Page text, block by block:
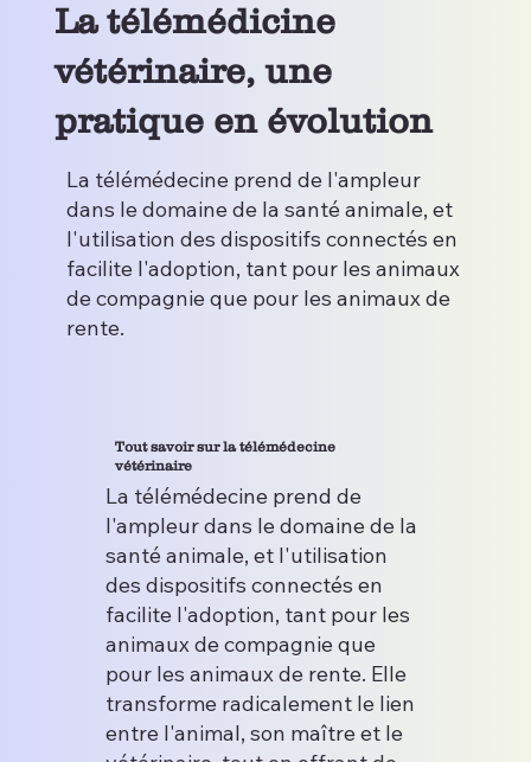
La télémédicine
vétérinaire, une
pratique en évolution
La télémédecine prend de l'ampleur
dans le domaine de la santé animale, et
l'utilisation des dispositifs connectés en
facilite l'adoption, tant pour les animaux
de compagnie que pour les animaux de
rente.
Tout savoir sur la télémédecine
vétérinaire
La télémédecine prend de
l'ampleur dans le domaine de la
santé animale, et l'utilisation
des dispositifs connectés en
facilite l'adoption, tant pour les
animaux de compagnie que
pour les animaux de rente. Elle
transforme radicalement le lien
entre l'animal, son maître et le